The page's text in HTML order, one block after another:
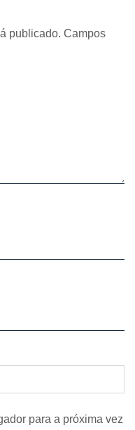
publicado. Campos
para a próxima vez